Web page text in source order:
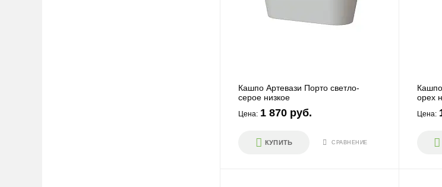
Кашпо Артевази Порто светло-
серое низкое
Цена: 1 870 руб.
КУПИТЬ СРАВНЕНИЕ
орех
Цена: